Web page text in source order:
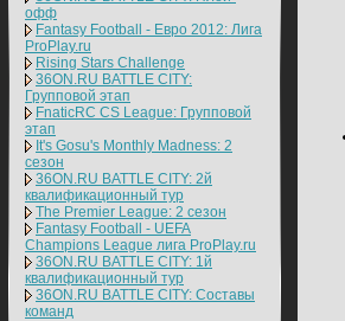
офф
Fantasy Football - Евро 2012: Лига
ProPlay.ru
Rising Stars Challenge
36ON.RU BATTLE CITY:
Групповой этап
FnaticRC CS League: Групповой
этап
It's Gosu's Monthly Madness: 2
сезон
36ON.RU BATTLE CITY: 2й
квалификационный тур
The Premier League: 2 cезон
Fantasy Football - UEFA
Champions League лига ProPlay.ru
36ON.RU BATTLE CITY: 1й
квалификационный тур
36ON.RU BATTLE CITY: Составы
команд